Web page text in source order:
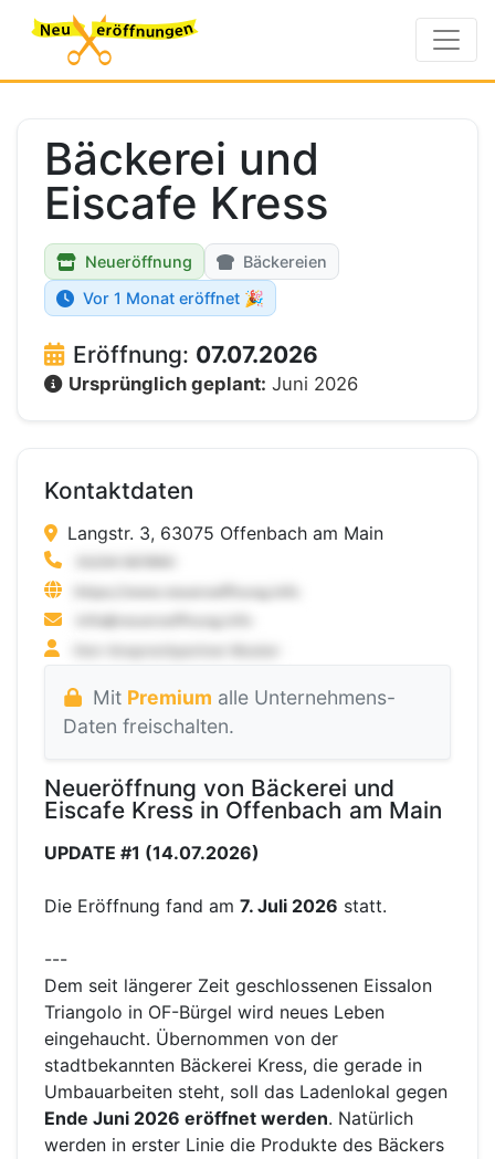
Bäckerei und
Eiscafe Kress
Neueröffnung
Bäckereien
Vor 1 Monat eröffnet 🎉
Eröffnung: 07.07.2026
Ursprünglich geplant: Juni 2026
Kontaktdaten
Langstr. 3, 63075 Offenbach am Main
Mit Premium alle Unternehmens-
Daten freischalten.
Neueröffnung von Bäckerei und
Eiscafe Kress in Offenbach am Main
UPDATE #1 (14.07.2026)
Die Eröffnung fand am 7. Juli 2026 statt.
---
Dem seit längerer Zeit geschlossenen Eissalon
Triangolo in OF-Bürgel wird neues Leben
eingehaucht. Übernommen von der
stadtbekannten Bäckerei Kress, die gerade in
Umbauarbeiten steht, soll das Ladenlokal gegen
Ende Juni 2026 eröffnet werden. Natürlich
werden in erster Linie die Produkte des Bäckers